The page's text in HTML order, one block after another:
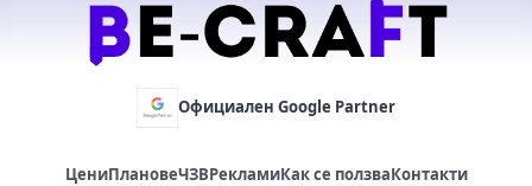
Официален Google Partner
ЦениПлановеЧЗВРекламиКак се ползваКонтакти